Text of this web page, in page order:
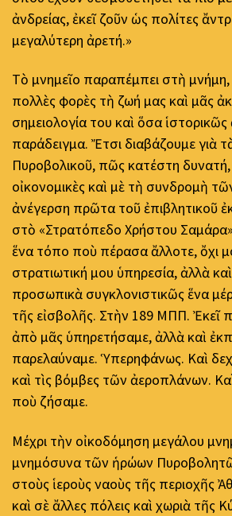
ἀνδρείας, ἐκεῖ ζοῦν ὡς πολίτες
μεγαλύτερη ἀρετή.»
Τὸ μνημεῖο παραπέμπει στὴ μνήμη,
πολλὲς φορὲς τὴ ζωή μας καὶ μᾶς
σημειολογία του καὶ ὅσα
παράδειγμα. Ἔτσι διαβάζουμε γιὰ
Πυροβολικοῦ, πῶς κατέστη δυνατή,
οἰκονομικὲς καὶ μὲ τὴ συνδρομὴ
ἀνέγερση πρῶτα τοῦ ἐπιβλητικοῦ
στὸ «Στρατόπεδο Χρήστου
ἕνα τόπο ποὺ πέρασα ἄλλοτε, ὄχι
στρατιωτική μου ὑπηρεσία, ἀλλὰ
προσωπικὰ συγκλονιστικῶς ἕνα
τῆς εἰσβολῆς. Στὴν 189 ΜΠΠ. Ἐκεῖ
ἀπὸ μᾶς ὑπηρετήσαμε, ἀλλὰ καὶ
παρελαύναμε. Ὑπερηφάνως. Καὶ
καὶ τὶς βόμβες τῶν ἀεροπλάνων.
ποὺ ζήσαμε.
Μέχρι τὴν οἰκοδόμηση μεγάλου
μνημόσυνα τῶν ἡρώων
στοὺς ἱεροὺς ναοὺς τῆς περιοχῆς
καὶ σὲ ἄλλες πόλεις καὶ χωριὰ τῆς